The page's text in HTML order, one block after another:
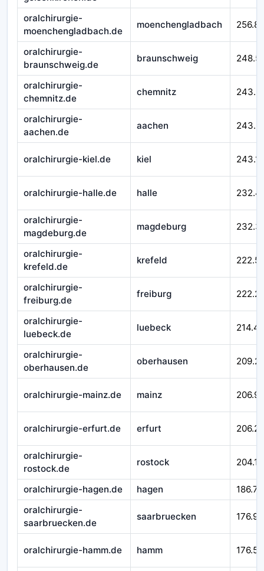
oralchirurgie-
moenchengladbach.de
moenchengladbach
oralchirurgie-
braunschweig.de
braunschweig
oralchirurgie-
chemnitz.de
chemnitz
oralchirurgie-
aachen.de
aachen
oralchirurgie-kiel.de kiel
oralchirurgie-halle.de halle
oralchirurgie-
magdeburg.de
magdeburg
oralchirurgie-
krefeld.de
krefeld
oralchirurgie-
freiburg.de
freiburg
oralchirurgie-
luebeck.de
luebeck
oralchirurgie-
oberhausen.de
oberhausen
oralchirurgie-mainz.de mainz
oralchirurgie-erfurt.de erfurt
oralchirurgie-
rostock.de
rostock
oralchirurgie-hagen.de hagen
oralchirurgie-
saarbruecken.de
saarbruecken
oralchirurgie-hamm.de hamm